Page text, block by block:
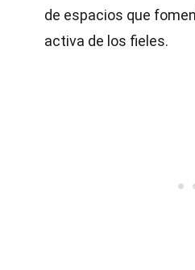
de espacios que
activa de los fieles.